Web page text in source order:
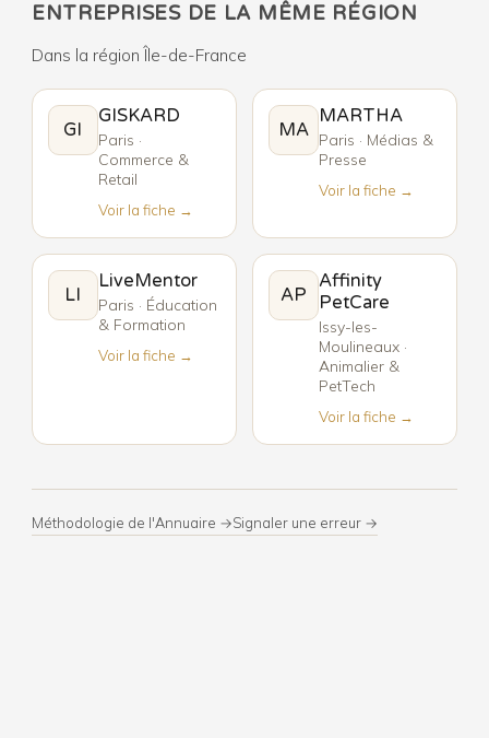
ENTREPRISES DE LA MÊME RÉGION
Dans la région Île-de-France
GI
GISKARD
Paris ·
Commerce &
Retail
Voir la fiche →
MA
MARTHA
Paris · Médias &
Presse
Voir la fiche →
LI
LiveMentor
Paris · Éducation
& Formation
Voir la fiche →
AP
Affinity
PetCare
Issy-les-
Moulineaux ·
Animalier &
PetTech
Voir la fiche →
Méthodologie de l'Annuaire →Signaler une erreur →